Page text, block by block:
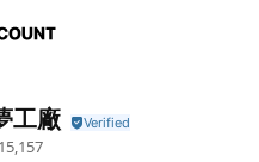
工廠
15,157